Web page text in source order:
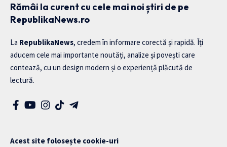
Rămâi la curent cu cele mai noi știri de pe
RepublikaNews.ro
La RepublikaNews, credem în informare corectă și rapidă. Îți
aducem cele mai importante noutăți, analize și povești care
contează, cu un design modern și o experiență plăcută de
lectură.
Acest site folosește cookie-uri